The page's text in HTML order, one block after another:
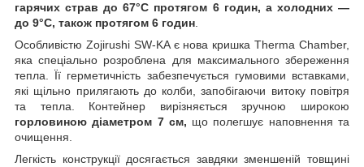
гарячих страв до 67°C протягом 6 годин, а холодних —
до 9°C, також протягом 6 годин.
Особливістю Zojirushi SW-KA є нова кришка Therma Chamber,
яка спеціально розроблена для максимального збереження
тепла. Її герметичність забезпечується гумовими вставками,
які щільно прилягають до колби, запобігаючи витоку повітря
та тепла. Контейнер вирізняється зручною широкою
горловиною діаметром 7 см, що полегшує наповнення та
очищення.
Легкість конструкції досягається завдяки зменшеній товщині